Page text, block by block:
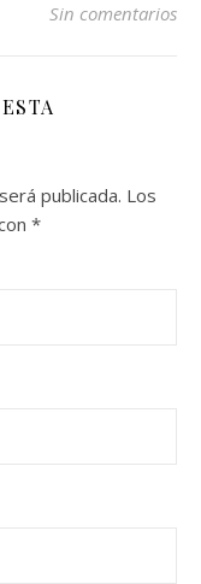
Sin comentarios
publicada. Los
*